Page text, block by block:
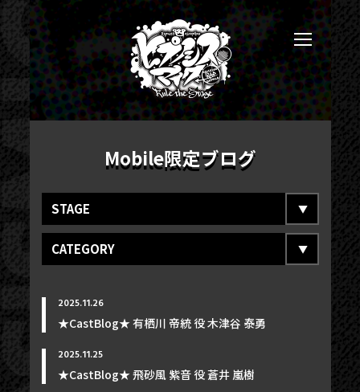
Mobile限定ブログ
STAGE
CATEGORY
2025.11.26
★CastBlog★ 有栖川 帝統 役 木津谷 泰勇
2025.11.25
★CastBlog★ 飛砂風 紫音 役 蒼井 嵐樹